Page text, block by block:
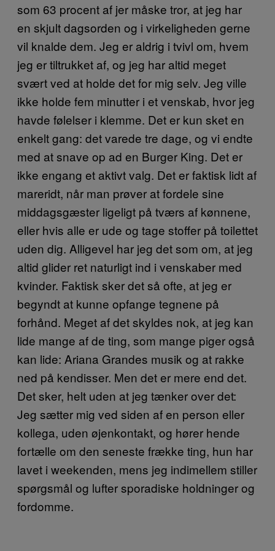
som 63 procent af jer måske tror, at jeg har
en skjult dagsorden og i virkeligheden gerne
vil knalde dem. Jeg er aldrig i tvivl om, hvem
jeg er tiltrukket af, og jeg har altid meget
svært ved at holde det for mig selv. Jeg ville
ikke holde fem minutter i et venskab, hvor jeg
havde følelser i klemme. Det er kun sket en
enkelt gang: det varede tre dage, og vi endte
med at snave op ad en Burger King. Det er
ikke engang et aktivt valg. Det er faktisk lidt af
mareridt, når man prøver at fordele sine
middagsgæster ligeligt på tværs af kønnene,
eller hvis alle er ude og tage stoffer på toilettet
uden dig. Alligevel har jeg det som om, at jeg
altid glider ret naturligt ind i venskaber med
kvinder. Faktisk sker det så ofte, at jeg er
begyndt at kunne opfange tegnene på
forhånd. Meget af det skyldes nok, at jeg kan
lide mange af de ting, som mange piger også
kan lide: Ariana Grandes musik og at rakke
ned på kendisser. Men det er mere end det.
Det sker, helt uden at jeg tænker over det:
Jeg sætter mig ved siden af en person eller
kollega, uden øjenkontakt, og hører hende
fortælle om den seneste frække ting, hun har
lavet i weekenden, mens jeg indimellem stiller
spørgsmål og lufter sporadiske holdninger og
fordomme.